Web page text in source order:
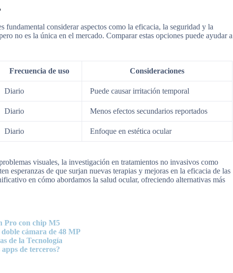
fundamental considerar aspectos como la eficacia, la seguridad y la
no es la única en el mercado. Comparar estas opciones puede ayudar a
Frecuencia de uso Consideraciones
Diario Puede causar irritación temporal
Diario Menos efectos secundarios reportados
Diario
Enfoque en estética ocular
visuales, la investigación en tratamientos no invasivos como
esperanzas de que surjan nuevas terapias y mejoras en la eficacia de las
en cómo abordamos la salud ocular, ofreciendo alternativas más
Pro con chip M5
cámara de 48 MP
de la Tecnología
de terceros?